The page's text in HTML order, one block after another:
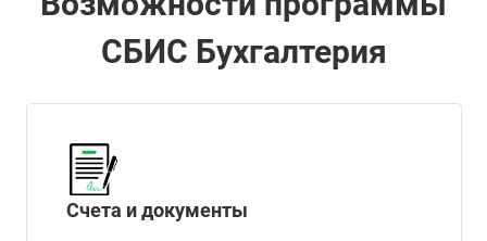
СБИС Бухгалтерия
Счета и документы